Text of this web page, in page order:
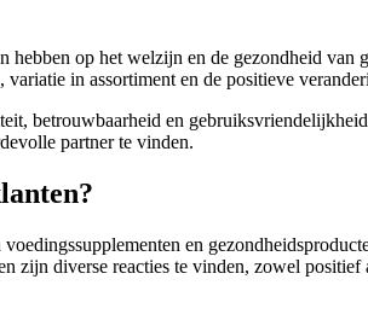
op het welzijn en de gezondheid van
in assortiment en de positieve
betrouwbaarheid en
partner te vinden.
en
zijn diverse reacties te vinden, zowel